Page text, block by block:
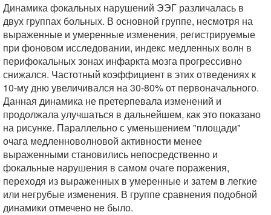
Динамика фокальных нарушений ЭЭГ различалась в
двух группах больных. В основной группе, несмотря на
выраженные и умеренные изменения, регистрируемые
при фоновом исследовании, индекс медленных волн в
перифокальных зонах инфаркта мозга прогрессивно
снижался. Частотный коэффициент в этих отведениях к
10-му дню увеличивался на 30-80% от первоначального.
Данная динамика не претерпевала изменений и
продолжала улучшаться в дальнейшем, как это показано
на рисунке. Параллельно с уменьшением "площади"
очага медленноволновой активности менее
выраженными становились непосредственно и
фокальные нарушения в самом очаге поражения,
переходя из выраженных в умеренные и затем в легкие
или негрубые изменения. В группе сравнения подобной
динамики отмечено не было.